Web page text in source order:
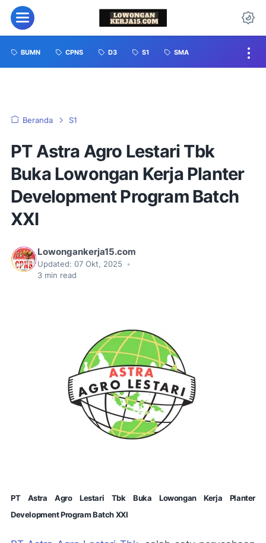
BUMN CPNS D3 S1 SMA
Beranda S1
PT Astra Agro Lestari Tbk
Buka Lowongan Kerja Planter
Development Program Batch
XXI
Lowongankerja15.com
Updated: 07 Okt, 2025
•
3 min read
PT Astra Agro Lestari Tbk Buka Lowongan Kerja Planter
Development Program Batch XXI